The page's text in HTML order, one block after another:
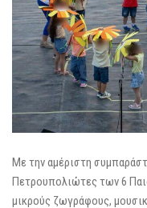
Με την αμέριστη
Πετρουπολιώτες των 6
μικρούς ζωγράφους,